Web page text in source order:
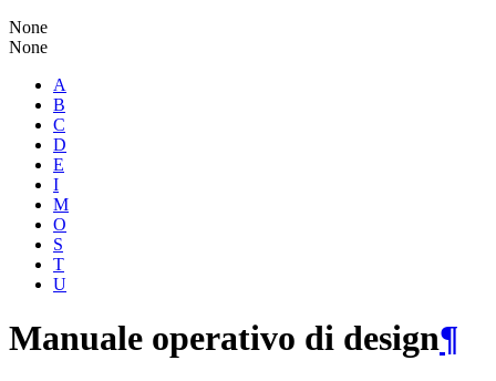
None
None
A
B
C
D
E
I
M
O
S
T
U
Manuale operativo di design¶